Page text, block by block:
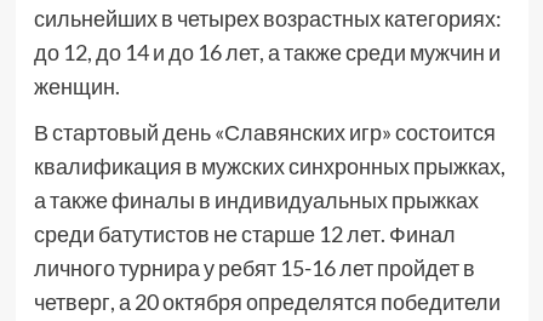
сильнейших в четырех возрастных категориях:
до 12, до 14 и до 16 лет, а также среди мужчин и
женщин.
В стартовый день «Славянских игр» состоится
квалификация в мужских синхронных прыжках,
а также финалы в индивидуальных прыжках
среди батутистов не старше 12 лет. Финал
личного турнира у ребят 15-16 лет пройдет в
четверг, а 20 октября определятся победители